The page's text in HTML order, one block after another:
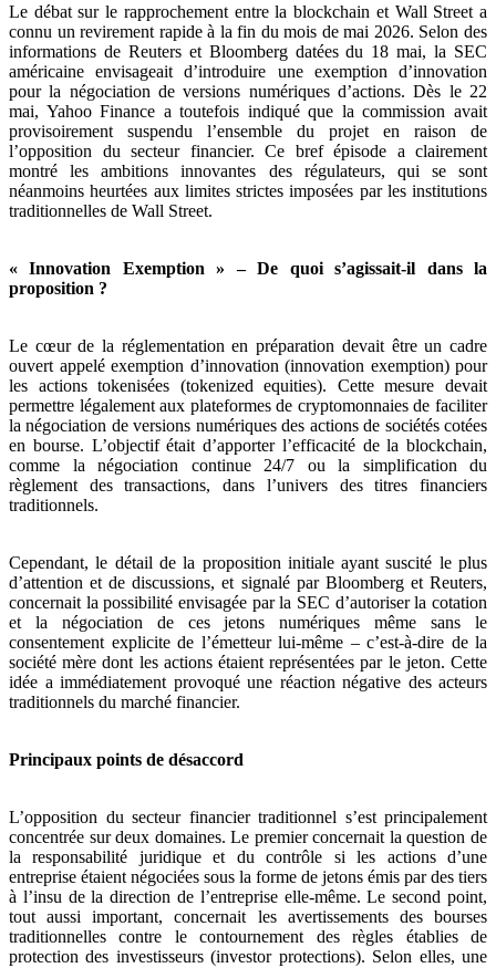
Le débat sur le rapprochement entre la blockchain et Wall Street a
connu un revirement rapide à la fin du mois de mai 2026. Selon des
informations de Reuters et Bloomberg datées du 18 mai, la SEC
américaine envisageait d’introduire une exemption d’innovation
pour la négociation de versions numériques d’actions. Dès le 22
mai, Yahoo Finance a toutefois indiqué que la commission avait
provisoirement suspendu l’ensemble du projet en raison de
l’opposition du secteur financier. Ce bref épisode a clairement
montré les ambitions innovantes des régulateurs, qui se sont
néanmoins heurtées aux limites strictes imposées par les institutions
traditionnelles de Wall Street.
« Innovation Exemption » – De quoi s’agissait-il dans la
proposition ?
Le cœur de la réglementation en préparation devait être un cadre
ouvert appelé exemption d’innovation (innovation exemption) pour
les actions tokenisées (tokenized equities). Cette mesure devait
permettre légalement aux plateformes de cryptomonnaies de faciliter
la négociation de versions numériques des actions de sociétés cotées
en bourse. L’objectif était d’apporter l’efficacité de la blockchain,
comme la négociation continue 24/7 ou la simplification du
règlement des transactions, dans l’univers des titres financiers
traditionnels.
Cependant, le détail de la proposition initiale ayant suscité le plus
d’attention et de discussions, et signalé par Bloomberg et Reuters,
concernait la possibilité envisagée par la SEC d’autoriser la cotation
et la négociation de ces jetons numériques même sans le
consentement explicite de l’émetteur lui-même – c’est-à-dire de la
société mère dont les actions étaient représentées par le jeton. Cette
idée a immédiatement provoqué une réaction négative des acteurs
traditionnels du marché financier.
Principaux points de désaccord
L’opposition du secteur financier traditionnel s’est principalement
concentrée sur deux domaines. Le premier concernait la question de
la responsabilité juridique et du contrôle si les actions d’une
entreprise étaient négociées sous la forme de jetons émis par des tiers
à l’insu de la direction de l’entreprise elle-même. Le second point,
tout aussi important, concernait les avertissements des bourses
traditionnelles contre le contournement des règles établies de
protection des investisseurs (investor protections). Selon elles, une